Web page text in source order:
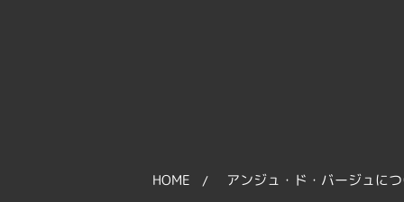
HOME アンジュ・ド・バージュに